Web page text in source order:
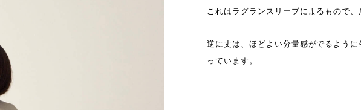
これはラグランスリーブによるもので
逆に丈は、ほどよい分量感がでるよう
っています。